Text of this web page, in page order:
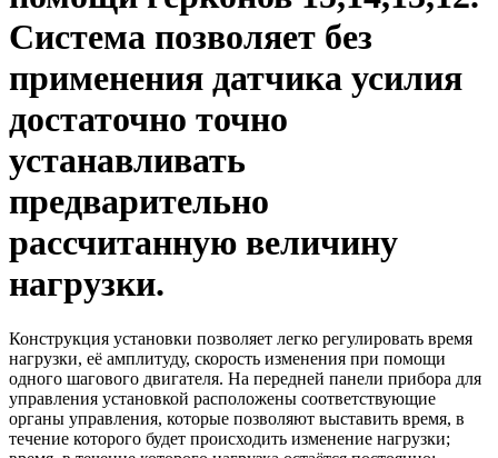
Система позволяет без
применения датчика усилия
достаточно точно
устанавливать
предварительно
рассчитанную величину
нагрузки.
Конструкция установки позволяет легко регулировать время
нагрузки, её амплитуду, скорость изменения при помощи
одного шагового двигателя. На передней панели прибора для
управления установкой расположены соответствующие
органы управления, которые позволяют выставить время, в
течение которого будет происходить изменение нагрузки;